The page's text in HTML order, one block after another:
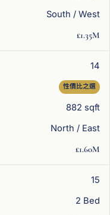
South / West
£1.35M
14
性價比之選
882 sqft
North / East
£1.60M
15
2 Bed